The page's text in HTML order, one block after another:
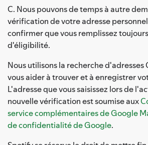
C. Nous pouvons de temps à autre
vérification de votre adresse
confirmer que vous remplissez
d'éligibilité.
Nous utilisons la recherche
vous aider à trouver et à enregistrer
L'adresse que vous saisissez lors de
nouvelle vérification est soumise aux
service complémentaires de Google
de confidentialité de Google.